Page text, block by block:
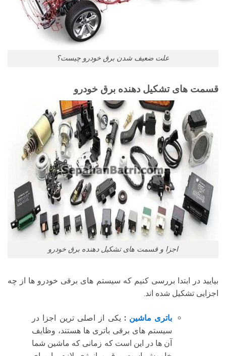
علت ضعیف شدن برق خودرو چیست؟
قسمت های تشکیل دهنده برق خودرو
اجزا و قسمت های تشکیل دهنده برق خودرو
بیایید در ابتدا بررسی کنیم که سیستم های برقی خودرو ها از چه
اجزایی تشکیل شده اند.
باتری ماشین : یکی از اصلی ترین اجزا در
سیستم های برقی باتری ها هستند، وظایف
آن ها در این است که زمانی که ماشین شما